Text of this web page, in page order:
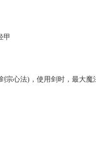
甲
宗心法)，使用剑时，最大魔